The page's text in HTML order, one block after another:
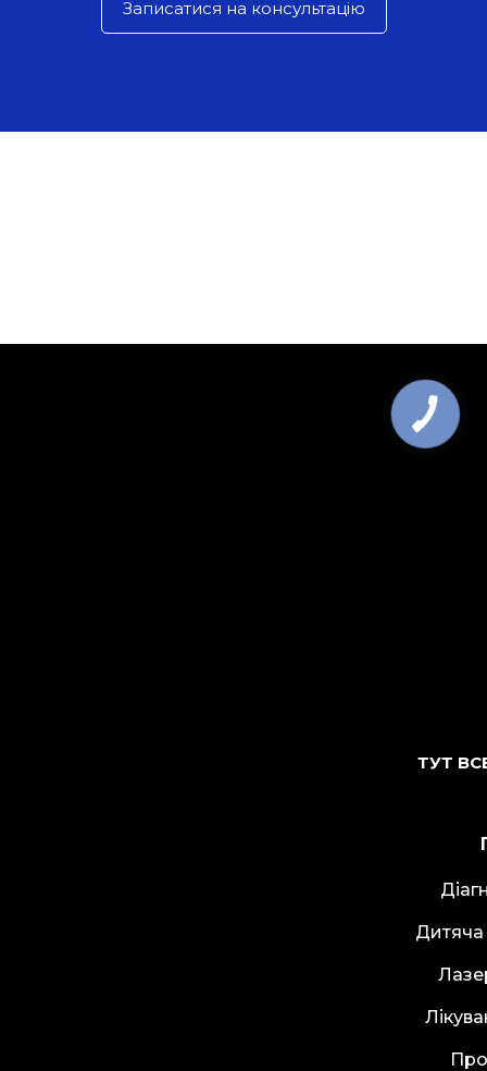
Записатися на консультацію
ТУТ
Дитяча